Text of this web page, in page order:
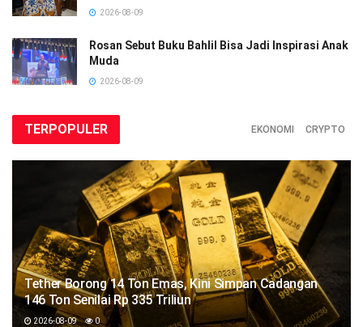
2026-08-09
Rosan Sebut Buku Bahlil Bisa Jadi Inspirasi Anak
Muda
2026-08-09
TERPOPULER EKONOMI CRYPTO
Tether Borong 14 Ton Emas, Kini Simpan Cadangan
146 Ton Senilai Rp 335 Triliun
2026-08-09 0